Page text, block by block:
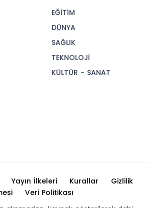
EĞİTİM
DÜNYA
SAĞLIK
TEKNOLOJİ
KÜLTÜR - SANAT
Yayın İlkeleri Kurallar
Gizlilik
Veri Politikası